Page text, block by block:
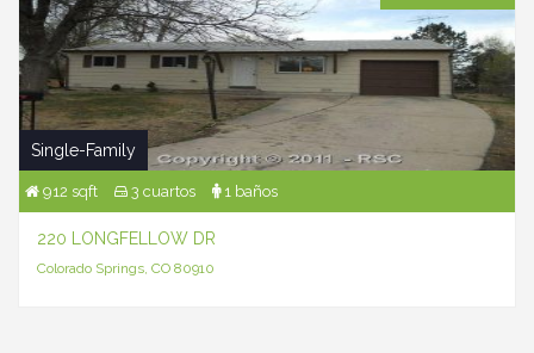
Single-Family
912 sqft 3 cuartos 1 baños
220 LONGFELLOW DR
Colorado Springs, CO 80910